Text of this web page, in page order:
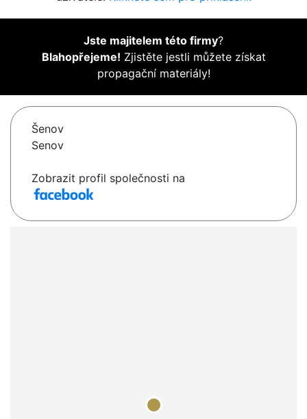
Jste majitelem této firmy?
Blahopřejeme! Zjistěte jestli můžete získat
propagační materiály!
Šenov
Senov
Zobrazit profil společnosti na